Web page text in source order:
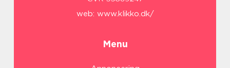
web: www.klikko.dk/
Menu